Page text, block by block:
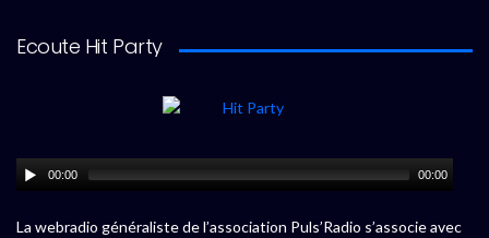
Ecoute Hit Party
00:00 00:00
La webradio généraliste de l’association Puls’Radio s’associe avec